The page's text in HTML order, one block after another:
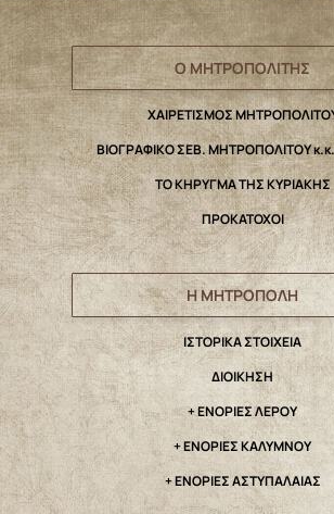
Ο ΜΗΤΡΟΠΟΛΙΤΗΣ
ΧΑΙΡΕΤΙΣΜΟΣ
ΒΙΟΓΡΑΦΙΚΟ ΣΕΒ. ΜΗΤΡΟΠΟΛΙΤΟΥ
ΤΟ ΚΗΡΥΓΜΑ ΤΗΣ ΚΥΡΙΑΚΗΣ
ΠΡΟΚΑΤΟΧΟΙ
Η ΜΗΤΡΟΠΟΛΗ
IΣΤΟΡΙΚΑ ΣΤΟΙΧΕΙΑ
ΔΙΟΙΚΗΣΗ
+ ΕΝΟΡΙΕΣ ΛΕΡΟΥ
+ ΕΝΟΡΙΕΣ ΚΑΛΥΜΝΟΥ
+ ΕΝΟΡΙΕΣ ΑΣΤΥΠΑΛΑΙΑΣ